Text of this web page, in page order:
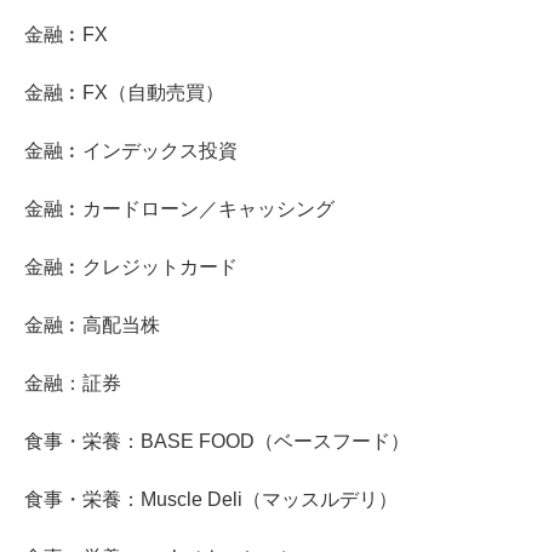
金融︰FX
金融︰FX（自動売買）
金融︰インデックス投資
金融︰カードローン／キャッシング
金融︰クレジットカード
金融︰高配当株
金融：証券
食事・栄養：BASE FOOD（ベースフード）
食事・栄養：Muscle Deli（マッスルデリ）